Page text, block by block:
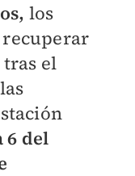
los
el
6 del